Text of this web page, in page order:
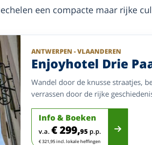
een compacte maar rijke
ANTWERPEN - VLAANDEREN
Enjoyhotel Drie
Wandel door de knusse straatjes,
verrassen door de rijke
Info & Boeken
v.a. € 299,95 p.p.
€ 321,95 incl. lokale heffingen